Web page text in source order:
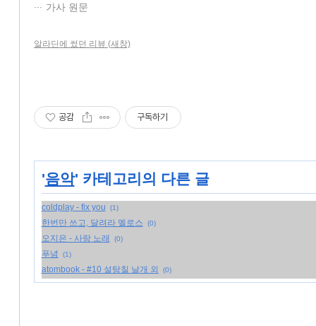
가사 원문
알라딘에 썼던 리뷰 (새창)
공감 구독하기
'음악' 카테고리의 다른 글
coldplay - fix you (1)
한번만 쓰고, 달려라 멜로스 (0)
오지은 - 사랑 노래 (0)
푸념 (1)
atombook - #10 설탕칠 날개 외 (0)